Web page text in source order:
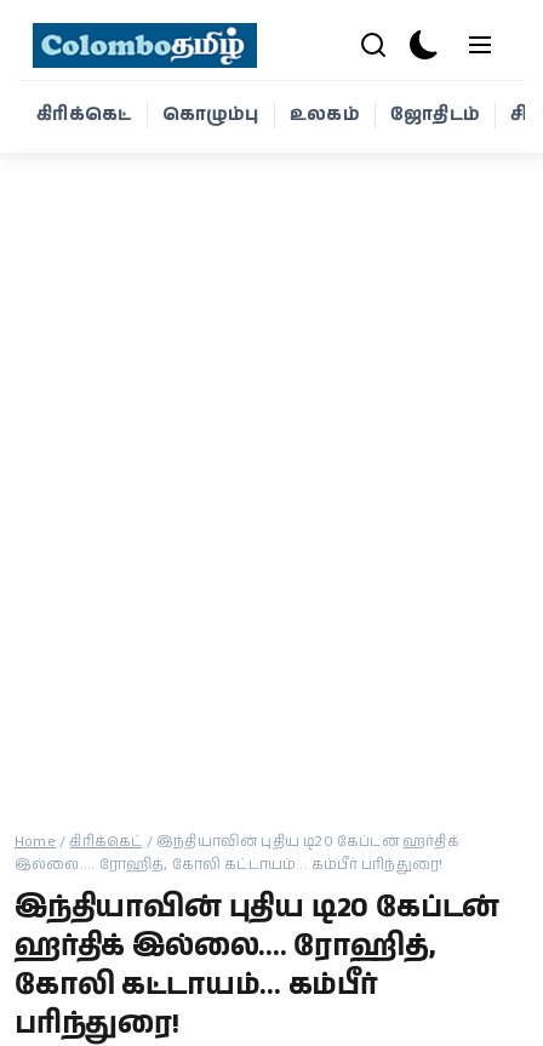
கிரிக்கெட் கொழும்பு உலகம் ஜோதிடம்
Home / கிரிக்கெட் / இந்தியாவின் புதிய டி20 கேப்டன் ஹர்திக்
இல்லை.... ரோஹித், கோலி கட்டாயம்... கம்பீர் பரிந்துரை!
இந்தியாவின் புதிய டி20 கேப்டன்
ஹர்திக் இல்லை.... ரோஹித்,
கோலி கட்டாயம்... கம்பீர்
பரிந்துரை!